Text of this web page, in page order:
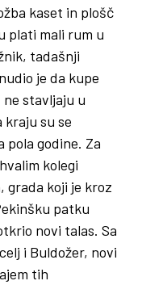
kaset in plošč
plati mali rum u
tadašnji
je da kupe
stavljaju u
kraju su se
pola godine. Za
kolegi
grada koji je kroz
patku
novi talas. Sa
i Buldožer, novi
tih